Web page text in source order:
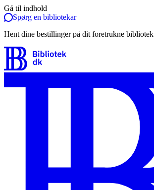
Gå til indhold
Spørg en bibliotekar
Hent dine bestillinger på dit foretrukne bibliotek